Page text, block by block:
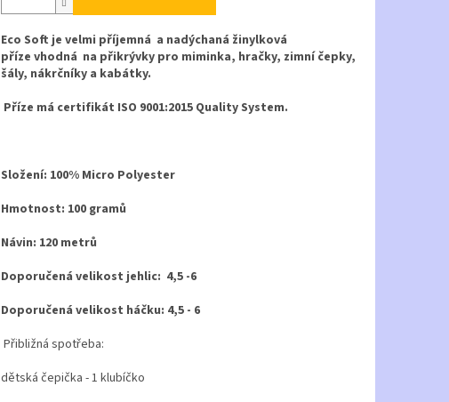
Eco Soft je velmi příjemná a nadýchaná žinylková
příze vhodná na přikrývky pro miminka, hračky, zimní čepky,
šály, nákrčníky a kabátky.
Příze má certifikát ISO 9001:2015 Quality System.
Složení: 100% Micro Polyester
Hmotnost: 100 gramů
Návin: 120 metrů
Doporučená velikost jehlic: 4,5 -6
Doporučená velikost háčku: 4,5 - 6
Přibližná spotřeba:
dětská čepička - 1 klubíčko